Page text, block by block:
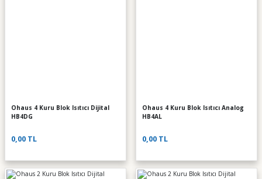
Ohaus 4 Kuru Blok Isıtıcı Dijital
HB4DG
0,00 TL
Ohaus 4 Kuru Blok Isıtıcı Analog
HB4AL
0,00 TL